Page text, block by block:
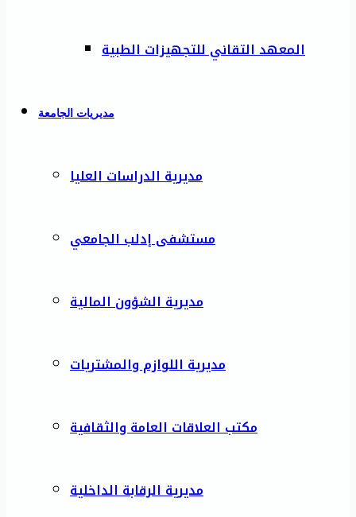
المعهد التقاني للتجهيزات الطبية
مديريات الجامعة
مديرية الدراسات العليا
مستشفى إدلب الجامعي
مديرية الشؤون المالية
مديرية اللوازم والمشتريات
مكتب العلاقات العامة والثقافية
مديرية الرقابة الداخلية